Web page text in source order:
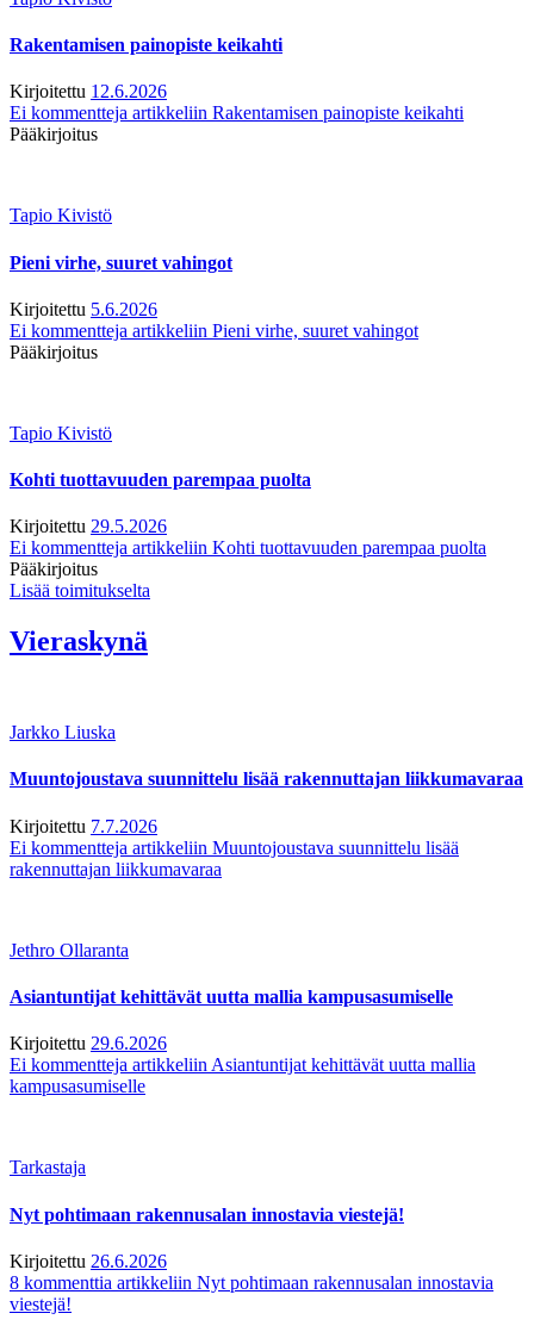
Rakentamisen painopiste keikahti
Kirjoitettu 12.6.2026
Ei kommentteja artikkeliin Rakentamisen painopiste keikahti
Pääkirjoitus
Tapio Kivistö
Pieni virhe, suuret vahingot
Kirjoitettu 5.6.2026
Ei kommentteja artikkeliin Pieni virhe, suuret vahingot
Pääkirjoitus
Tapio Kivistö
Kohti tuottavuuden parempaa puolta
Kirjoitettu 29.5.2026
Ei kommentteja artikkeliin Kohti tuottavuuden parempaa puolta
Pääkirjoitus
Lisää toimitukselta
Vieraskynä
Jarkko Liuska
Muuntojoustava suunnittelu lisää rakennuttajan liikkumavaraa
Kirjoitettu 7.7.2026
Ei kommentteja artikkeliin Muuntojoustava suunnittelu lisää
rakennuttajan liikkumavaraa
Jethro Ollaranta
Asiantuntijat kehittävät uutta mallia kampusasumiselle
Kirjoitettu 29.6.2026
Ei kommentteja artikkeliin Asiantuntijat kehittävät uutta mallia
kampusasumiselle
Tarkastaja
Nyt pohtimaan rakennusalan innostavia viestejä!
Kirjoitettu 26.6.2026
8 kommenttia artikkeliin Nyt pohtimaan rakennusalan innostavia
viestejä!